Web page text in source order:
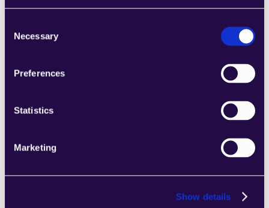
Selection
Necessary
Preferences
Statistics
Marketing
Show details
2markdown
Learn more